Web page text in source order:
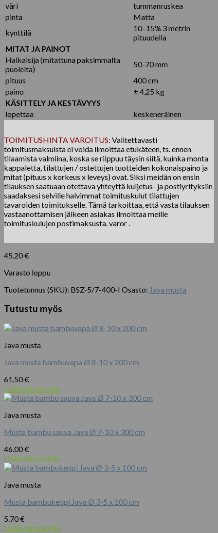
väri
tummanruskea
pinta
Matta
kynttilä
10–15% 3 metrin
pituudella
MITAT JA PAINOT
Halkaisija (mitattuna paksimmalta
puolelta)
50-70 mm
pituus
400 cm
paino
± 4,25 kg
KÄSITTELY JA KESTÄVYYS
lopettaa
keskeneräinen
TOIMITUSHINTA VAROITUS: Valitettavasti
toimitusmaksuista ei voida ilmoittaa etukäteen, ts. ennen
tilaamista valmiina, koska se riippuu täysin siitä, kuinka monta
kappaletta, tilattujen / ostettujen tuotteiden kokonaispaino ja
mitat (pituus x korkeus x leveys) ovat. Siksi meidän on ensin
tilauksen saatuaan otettava yhteyttä kuljetus- ja postiyrityksiin
saadaksesi selville halvimmat toimituskulut tilattujen
tavaroiden toimitukselle. Tämä tarkoittaa, että vasta tilauksen
vastaanottamisen jälkeen asiakas ilmoittaa meille
toimituskulujen postimaksusta. varor .
45.20€
Varasto loppu
Tuotetunnus (SKU): BSZ-5/7-400-I Osasto: Java musta
Tutustu myös
Java musta
Java musta bambuvapa Ø 8-10 x 200 cm
61.50€
Lisää ostoskoriin
Java musta
Musta bambu sauva Java Ø 7-10 x 300 cm
46.00€
Lisää ostoskoriin
Java musta
Musta bambukeppi Java Ø 3-5 x 100 cm
5.70€
Lisää ostoskoriin